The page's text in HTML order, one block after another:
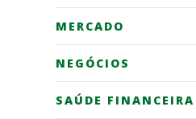
MERCADO
NEGÓCIOS
SAÚDE FINANCEIRA